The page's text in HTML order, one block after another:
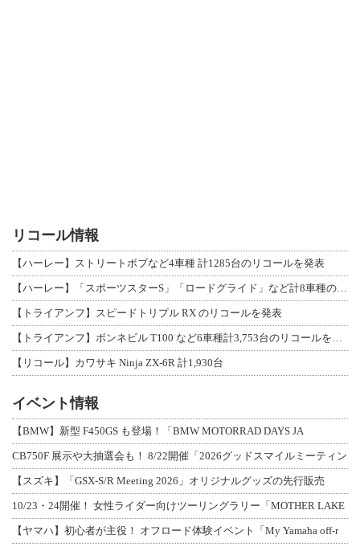
リコール情報
【ハーレー】ストリートボブなど4車種 計1285台のリコールを発表
【トライアンフ】スピードトリプル RX のリコールを発表
【リコール】カワサキ Ninja ZX-6R 計1,930台
イベント情報
【BMW】新型 F450GS も登場！「BMW MOTORRAD DAYS JA
CB750F 展示や大抽選会も！ 8/22開催「2026グッドスマイルミーティン
【スズキ】「GSX-S/R Meeting 2026」オリジナルグッズの先行販売
10/23・24開催！ 女性ライダー向けツーリングラリー「MOTHER LAKE
【ヤマハ】初心者が主役！ オフロード体験イベント「My Yamaha off-r